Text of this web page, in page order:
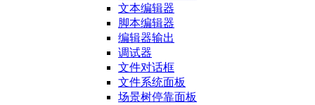
文本编辑器
脚本编辑器
编辑器输出
调试器
文件对话框
文件系统面板
场景树停靠面板